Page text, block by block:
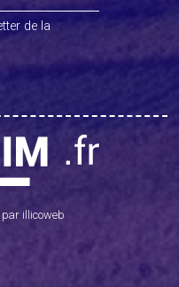
de la
par illicoweb